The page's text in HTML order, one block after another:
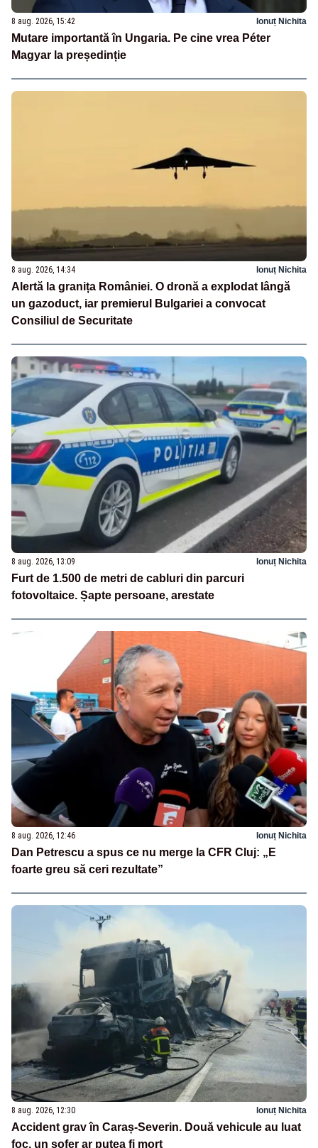
8 aug. 2026, 15:42 Ionuț Nichita
Mutare importantă în Ungaria. Pe cine vrea Péter
Magyar la președinție
8 aug. 2026, 14:34 Ionuț Nichita
Alertă la granița României. O dronă a explodat lângă
un gazoduct, iar premierul Bulgariei a convocat
Consiliul de Securitate
8 aug. 2026, 13:09 Ionuț Nichita
Furt de 1.500 de metri de cabluri din parcuri
fotovoltaice. Șapte persoane, arestate
8 aug. 2026, 12:46 Ionuț Nichita
Dan Petrescu a spus ce nu merge la CFR Cluj: „E
foarte greu să ceri rezultate”
8 aug. 2026, 12:30 Ionuț Nichita
Accident grav în Caraș-Severin. Două vehicule au luat
foc, un șofer ar putea fi mort